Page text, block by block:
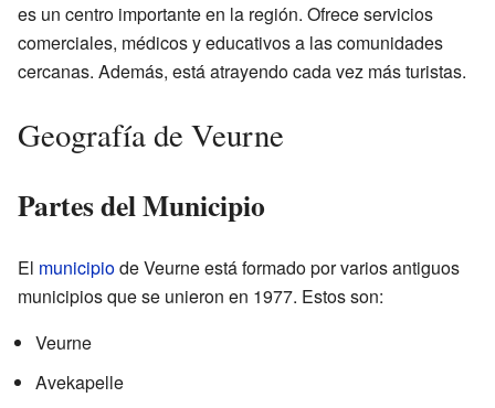
es un centro importante en la región. Ofrece servicios
comerciales, médicos y educativos a las comunidades
cercanas. Además, está atrayendo cada vez más turistas.
Geografía de Veurne
Partes del Municipio
El municipiode Veurne está formado por varios antiguos
municipios que se unieron en 1977. Estos son:
Veurne
Avekapelle